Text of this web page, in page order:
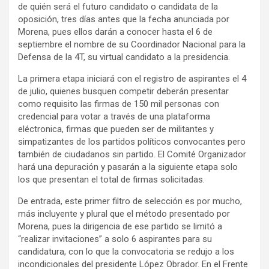
de quién será el futuro candidato o candidata de la
oposición, tres días antes que la fecha anunciada por
Morena, pues ellos darán a conocer hasta el 6 de
septiembre el nombre de su Coordinador Nacional para la
Defensa de la 4T, su virtual candidato a la presidencia.
La primera etapa iniciará con el registro de aspirantes el 4
de julio, quienes busquen competir deberán presentar
como requisito las firmas de 150 mil personas con
credencial para votar a través de una plataforma
eléctronica, firmas que pueden ser de militantes y
simpatizantes de los partidos políticos convocantes pero
también de ciudadanos sin partido. El Comité Organizador
hará una depuración y pasarán a la siguiente etapa solo
los que presentan el total de firmas solicitadas.
De entrada, este primer filtro de selección es por mucho,
más incluyente y plural que el método presentado por
Morena, pues la dirigencia de ese partido se limitó a
“realizar invitaciones” a solo 6 aspirantes para su
candidatura, con lo que la convocatoria se redujo a los
incondicionales del presidente López Obrador. En el Frente